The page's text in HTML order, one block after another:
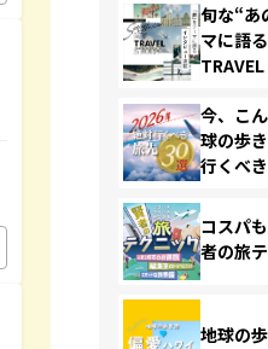
旬な“あ
マに語
今、こ
球の歩
行くべ
コスパ
者の旅
地球の